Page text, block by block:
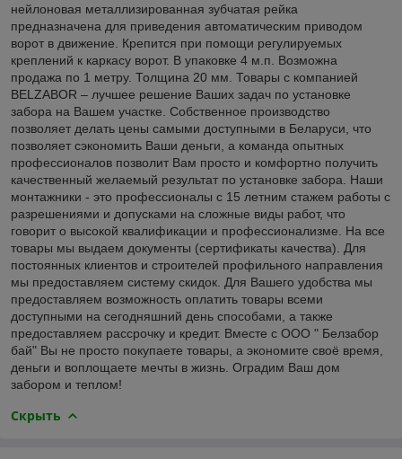
нейлоновая металлизированная зубчатая рейка
предназначена для приведения автоматическим приводом
ворот в движение. Крепится при помощи регулируемых
креплений к каркасу ворот. В упаковке 4 м.п. Возможна
продажа по 1 метру. Толщина 20 мм. Товары с компанией
BELZABOR – лучшее решение Ваших задач по установке
забора на Вашем участке. Собственное производство
позволяет делать цены самыми доступными в Беларуси, что
позволяет сэкономить Ваши деньги, а команда опытных
профессионалов позволит Вам просто и комфортно получить
качественный желаемый результат по установке забора. Наши
монтажники - это профессионалы с 15 летним стажем работы с
разрешениями и допусками на сложные виды работ, что
говорит о высокой квалификации и профессионализме. На все
товары мы выдаем документы (сертификаты качества). Для
постоянных клиентов и строителей профильного направления
мы предоставляем систему скидок. Для Вашего удобства мы
предоставляем возможность оплатить товары всеми
доступными на сегодняшний день способами, а также
предоставляем рассрочку и кредит. Вместе с ООО " Белзабор
бай" Вы не просто покупаете товары, а экономите своё время,
деньги и воплощаете мечты в жизнь. Оградим Ваш дом
забором и теплом!
Скрыть